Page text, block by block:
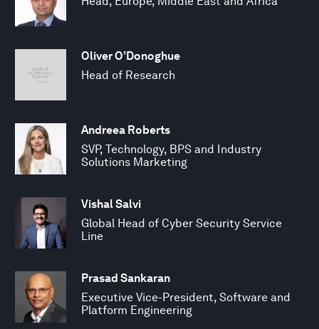
Oliver O’Donoghue
Head of Research
Andreea Roberts
SVP, Technology, BPS and Industry
Solutions Marketing
Vishal Salvi
Global Head of Cyber Security Service
Line
Prasad Sankaran
Executive Vice-President, Software and
Platform Engineering